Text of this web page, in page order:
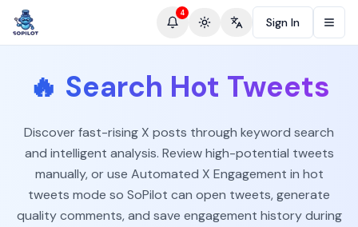
4
Toggle theme
Change language
Sign In
🔥 Search Hot Tweets
Discover fast-rising X posts through keyword search
and intelligent analysis. Review high-potential tweets
manually, or use Automated X Engagement in hot
tweets mode so SoPilot can open tweets, generate
quality comments, and save engagement history during